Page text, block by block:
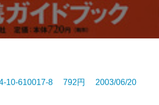
10-610017-8 792円 2003/06/20